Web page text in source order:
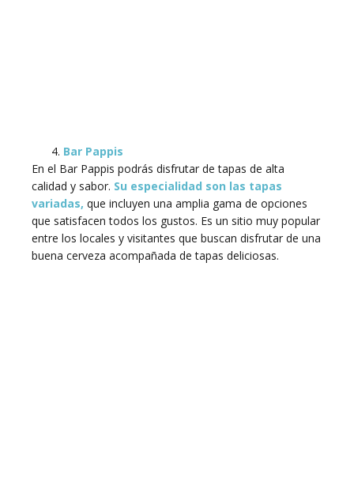
Bar Pappis
En el Bar Pappis podrás disfrutar de tapas de alta
calidad y sabor. Su especialidad son las tapas
variadas, que incluyen una amplia gama de opciones
que satisfacen todos los gustos. Es un sitio muy popular
entre los locales y visitantes que buscan disfrutar de una
buena cerveza acompañada de tapas deliciosas.